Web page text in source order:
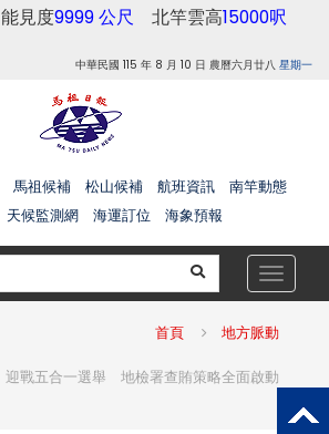
能見度9999 公尺 北竿雲高15000呎
中華民國 115 年 8 月 10 日 農曆六月廿八 星期一
馬祖候補 松山候補 航班資訊
南竿動態
天候監測網 海運訂位 海象預報
Toggle
首頁 地方脈動
迎戰五合一選舉 地檢署查賄策略全面啟動